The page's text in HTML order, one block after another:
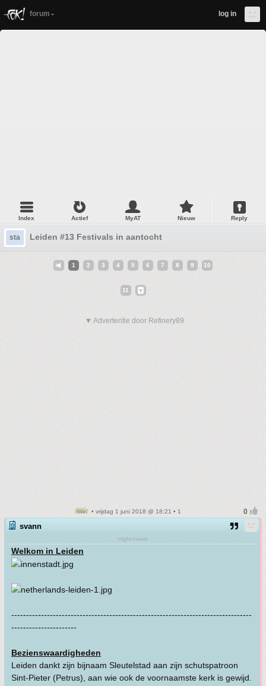
forum log in
Index Actief MyAT Nieuw Reply
sta Leiden #13 Festivals in aantocht
1 2 3 4 5 6 7 8 9 10
11
▼ Advertentie door Refinery89
• vrijdag 1 juni 2018 @ 18:21 • 1
svann
night-hawk
Welkom in Leiden
---------------------------------------------------------------------------------
----------------------
Bezienswaardigheden
Leiden dankt zijn bijnaam Sleutelstad aan zijn schutspatroon
Sint-Pieter (Petrus), aan wie ook de voornaamste kerk is gewijd.